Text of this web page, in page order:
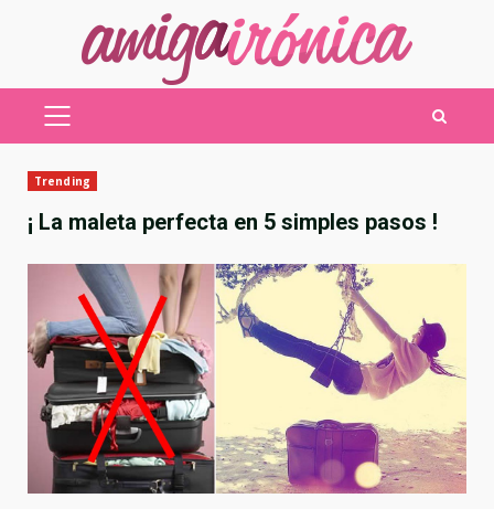
MENÚ
Trending
¡ La maleta perfecta en 5 simples pasos !